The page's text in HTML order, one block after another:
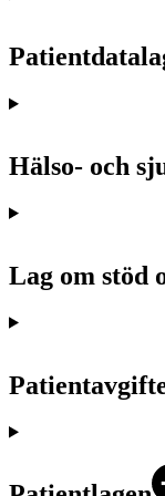
Hälso- och
Lag om stöd